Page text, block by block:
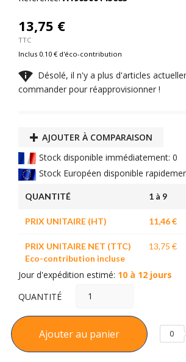
13,75 €
TTC
Inclus 0.10 € d'éco-contribution
 Désolé, il n'y a plus d'articles
commander pour réapprovisionner !
AJOUTER À COMPARAISON
Stock disponible immédiatement: 0
Stock Européen disponible
QUANTITÉ 1 à 9
PRIX UNITAIRE (HT) 11,46 €
PRIX UNITAIRE NET (TTC)
Eco-contribution incluse
13,75 €
Jour d'expédition estimé: 10 à 12 jours
QUANTITÉ
Ajouter au panier 0